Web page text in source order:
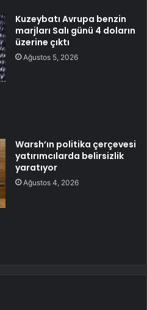
Kuzeybatı Avrupa benzin
marjları Salı günü 4 doların
üzerine çıktı
Ağustos 5, 2026
Warsh’ın politika çerçevesi
yatırımcılarda belirsizlik
yaratıyor
Ağustos 4, 2026